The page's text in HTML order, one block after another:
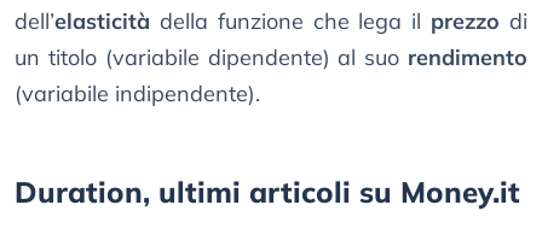
dell’elasticità della funzione che lega il prezzo di
un titolo (variabile dipendente) al suo rendimento
(variabile indipendente).
Duration, ultimi articoli su Money.it